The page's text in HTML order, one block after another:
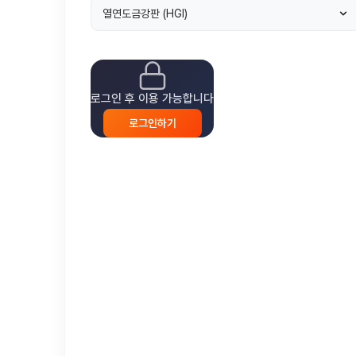
열연도금강판 (HGI)
로그인 후 이용 가능합니다
로그인하기